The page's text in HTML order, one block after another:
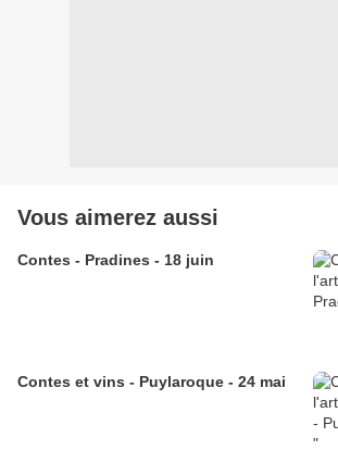
Vous aimerez aussi
Contes - Pradines - 18 juin
Contes et vins - Puylaroque - 24 mai